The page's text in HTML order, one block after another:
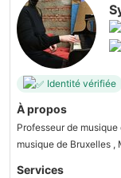
Identité vérifiée
À propos
Professeur de
musique de Bruxelles ,
Services